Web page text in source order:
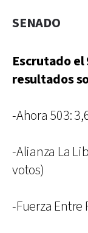
SENADO
Escrutado el
resultados
-Ahora 503:
-Alianza La
votos)
-Fuerza Entre